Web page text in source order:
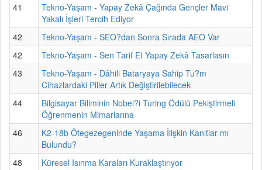
41
Tekno-Yaşam - Yapay Zekâ Çağında Gençler Mavi
Yakalı İşleri Tercih Ediyor
42
Tekno-Yaşam - SEO?dan Sonra Sırada AEO Var
42
Tekno-Yaşam - Sen Tarif Et Yapay Zekâ Tasarlasın
43
Tekno-Yaşam - Dâhili Bataryaya Sahip Tu?m
Cihazlardaki Piller Artık Değiştirilebilecek
44
Bilgisayar Biliminin Nobel?i Turing Ödülü Pekiştirmeli
Öğrenmenin Mimarlarına
46
K2-18b Ötegezegeninde Yaşama İlişkin Kanıtlar mı
Bulundu?
48
Küresel Isınma Karaları Kuraklaştırıyor